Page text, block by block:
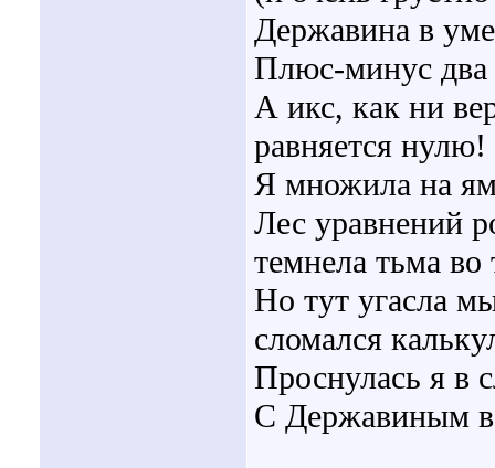
Державина в
Плюс-минус два
А икс, как ни
равняется нулю!
Я множила на
Лес уравнений
темнела тьма во
Но тут угасла
сломался
Проснулась я в
С Державиным